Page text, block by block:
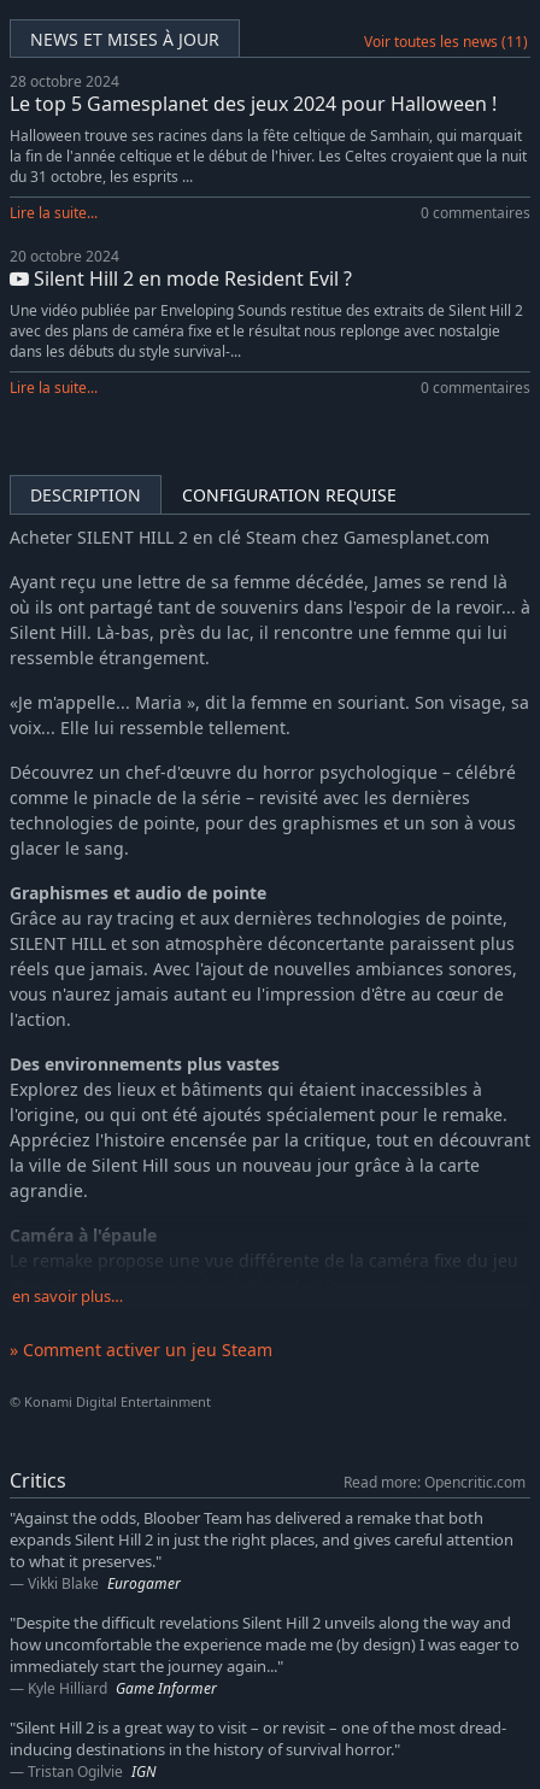
NEWS ET MISES À JOUR Voir toutes les news (11)
28 octobre 2024
Le top 5 Gamesplanet des jeux 2024 pour Halloween !
Halloween trouve ses racines dans la fête celtique de Samhain, qui marquait
la fin de l'année celtique et le début de l'hiver. Les Celtes croyaient que la nuit
du 31 octobre, les esprits ...
Lire la suite...
0 commentaires
20 octobre 2024
Silent Hill 2 en mode Resident Evil ?
Une vidéo publiée par Enveloping Sounds restitue des extraits de Silent Hill 2
avec des plans de caméra fixe et le résultat nous replonge avec nostalgie
dans les débuts du style survival-...
Lire la suite...
0 commentaires
DESCRIPTION
CONFIGURATION REQUISE
Acheter SILENT HILL 2 en clé Steam chez Gamesplanet.com
Ayant reçu une lettre de sa femme décédée, James se rend là
où ils ont partagé tant de souvenirs dans l'espoir de la revoir... à
Silent Hill. Là-bas, près du lac, il rencontre une femme qui lui
ressemble étrangement.
«Je m'appelle... Maria », dit la femme en souriant. Son visage, sa
voix... Elle lui ressemble tellement.
Découvrez un chef-d'œuvre du horror psychologique – célébré
comme le pinacle de la série – revisité avec les dernières
technologies de pointe, pour des graphismes et un son à vous
glacer le sang.
Graphismes et audio de pointe
Grâce au ray tracing et aux dernières technologies de pointe,
SILENT HILL et son atmosphère déconcertante paraissent plus
réels que jamais. Avec l'ajout de nouvelles ambiances sonores,
vous n'aurez jamais autant eu l'impression d'être au cœur de
l'action.
Des environnements plus vastes
Explorez des lieux et bâtiments qui étaient inaccessibles à
l'origine, ou qui ont été ajoutés spécialement pour le remake.
Appréciez l'histoire encensée par la critique, tout en découvrant
la ville de Silent Hill sous un nouveau jour grâce à la carte
agrandie.
Caméra à l'épaule
Le remake propose une vue différente de la caméra fixe du jeu
d'origine, avec une caméra à l'épaule. Vous voyez ainsi ce que
James voit, pour une expérience plus immersive et palpitante
Les armes cultes, comme le tuyau en acier et le pistolet font
tirer dans le mille et découvrez bien d'autres fonctionnalités qui
rendent les affrontements plus intéressants et nerveux que
jamais.
en savoir plus…
» Comment activer un jeu Steam
© Konami Digital Entertainment
Critics
Read more: Opencritic.com
"Against the odds, Bloober Team has delivered a remake that both
expands Silent Hill 2 in just the right places, and gives careful attention
to what it preserves."
Vikki Blake Eurogamer
"Despite the difficult revelations Silent Hill 2 unveils along the way and
how uncomfortable the experience made me (by design) I was eager to
immediately start the journey again..."
Kyle Hilliard Game Informer
"Silent Hill 2 is a great way to visit – or revisit – one of the most dread-
inducing destinations in the history of survival horror."
Tristan Ogilvie IGN